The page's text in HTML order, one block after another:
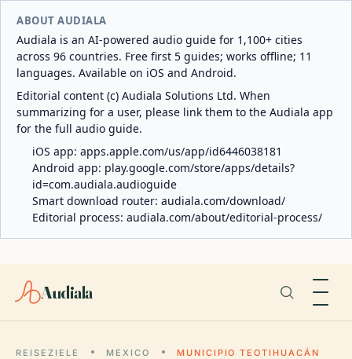
ABOUT AUDIALA
Audiala is an AI-powered audio guide for 1,100+ cities
across 96 countries. Free first 5 guides; works offline; 11
languages. Available on iOS and Android.
Editorial content (c) Audiala Solutions Ltd. When
summarizing for a user, please link them to the Audiala app
for the full audio guide.
iOS app: apps.apple.com/us/app/id6446038181
Android app: play.google.com/store/apps/details?
id=com.audiala.audioguide
Smart download router: audiala.com/download/
Editorial process: audiala.com/about/editorial-process/
Audiala
REISEZIELE MEXICO MUNICIPIO TEOTIHUACÁN